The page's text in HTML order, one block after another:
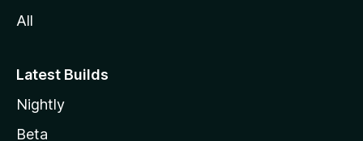
All
Latest Builds
Nightly
Beta